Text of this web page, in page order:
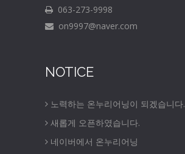
063-273-9998
on9997@naver.com
NOTICE
노력하는 온누리어닝이 되겠습니다.
새롭게 오픈하였습니다.
네이버에서 온누리어닝